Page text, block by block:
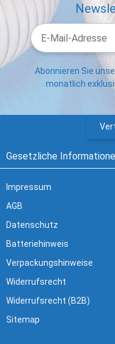
Abonnieren Sie
monatlich
Gesetzliche
Impressum
AGB
Datenschutz
Batteriehinweis
Verpackungshinweise
Widerrufsrecht
Widerrufsrecht (B2B)
Sitemap